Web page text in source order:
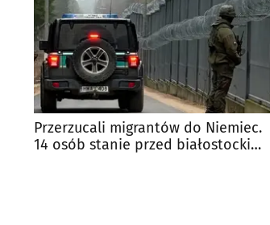
Przerzucali migrantów do Niemiec.
14 osób stanie przed białostockim